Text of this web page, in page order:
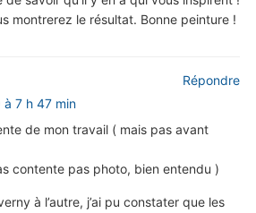
montrerez le résultat. Bonne peinture !
à 7 h 47 min
de mon travail ( mais pas avant
contente pas photo, bien entendu )
à l’autre, j’ai pu constater que les
Répondre